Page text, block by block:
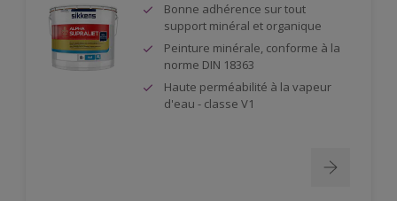
Bonne adhérence sur tout
support minéral et organique
Peinture minérale, conforme à la
norme DIN 18363
Haute perméabilité à la vapeur
d'eau - classe V1